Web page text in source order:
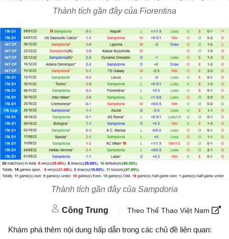
Thành tích gần đây của Fiorentina
Thành tích gần đây của Sampdoria
Công Trung Theo Thể Thao Việt Nam
Khám phá thêm nội dung hấp dẫn trong các chủ đề liên quan: